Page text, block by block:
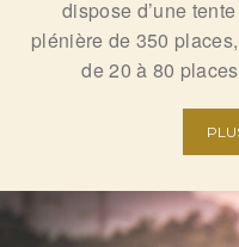
dispose d’une
plénière de 350
de 20 à 80